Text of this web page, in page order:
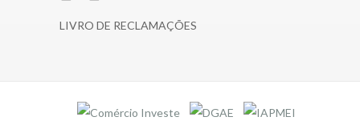
LIVRO DE RECLAMAÇÕES